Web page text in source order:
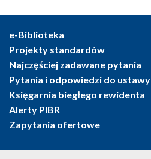
e-Biblioteka
Projekty standardów
Najczęściej zadawane pytania
Pytania i odpowiedzi do ustawy
Księgarnia biegłego rewidenta
Alerty PIBR
Zapytania ofertowe